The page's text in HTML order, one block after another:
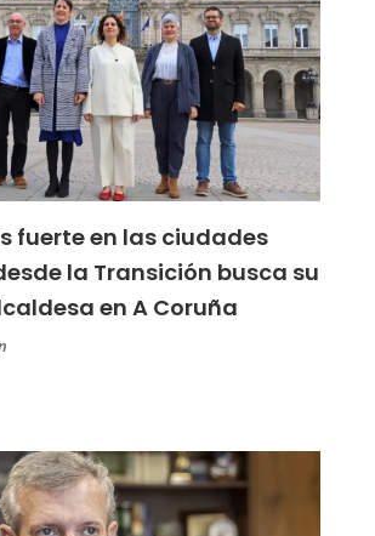
fuerte en las ciudades
la Transición busca su
en A Coruña